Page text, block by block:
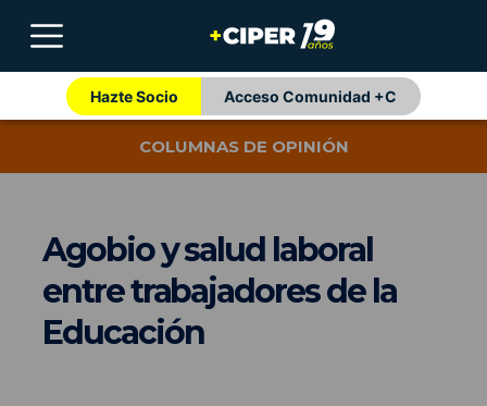
Hazte Socio Acceso Comunidad +C
COLUMNAS DE OPINIÓN
Agobio y salud laboral
entre trabajadores de la
Educación